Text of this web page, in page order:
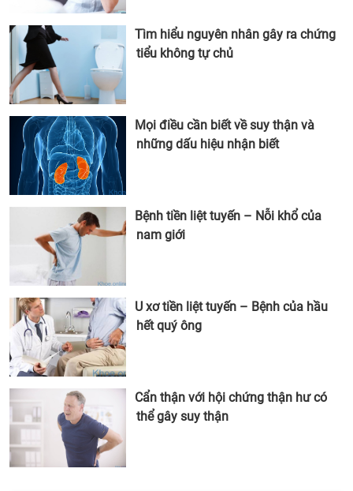
Tìm hiểu nguyên nhân gây ra chứng
tiểu không tự chủ
Mọi điều cần biết về suy thận và
những dấu hiệu nhận biết
Bệnh tiền liệt tuyến – Nỗi khổ của
nam giới
U xơ tiền liệt tuyến – Bệnh của hầu
hết quý ông
Cẩn thận với hội chứng thận hư có
thể gây suy thận